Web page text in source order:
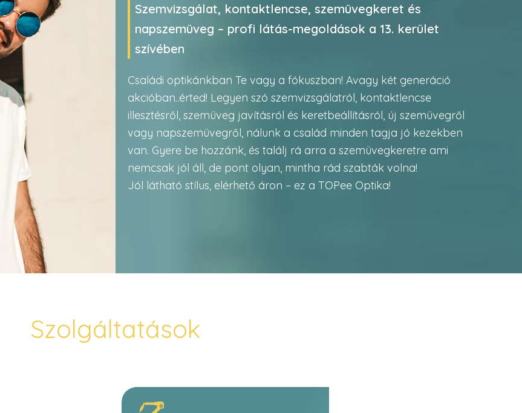
Szemvizsgálat, kontaktlencse, szemüvegkeret és
napszemüveg – profi látás-megoldások a 13. kerület
szívében
Családi optikánkban Te vagy a fókuszban! Avagy két generáció
akcióban..érted! Legyen szó szemvizsgálatról, kontaktlencse
illesztésről, szemüveg javításról és keretbeállításról, új szemüvegről
vagy napszemüvegről, nálunk a család minden tagja jó kezekben
van. Gyere be hozzánk, és találj rá arra a szemüvegkeretre ami
nemcsak jól áll, de pont olyan, mintha rád szabták volna!
Jól látható stílus, elérhető áron – ez a TOPee Optika!
Szolgáltatások